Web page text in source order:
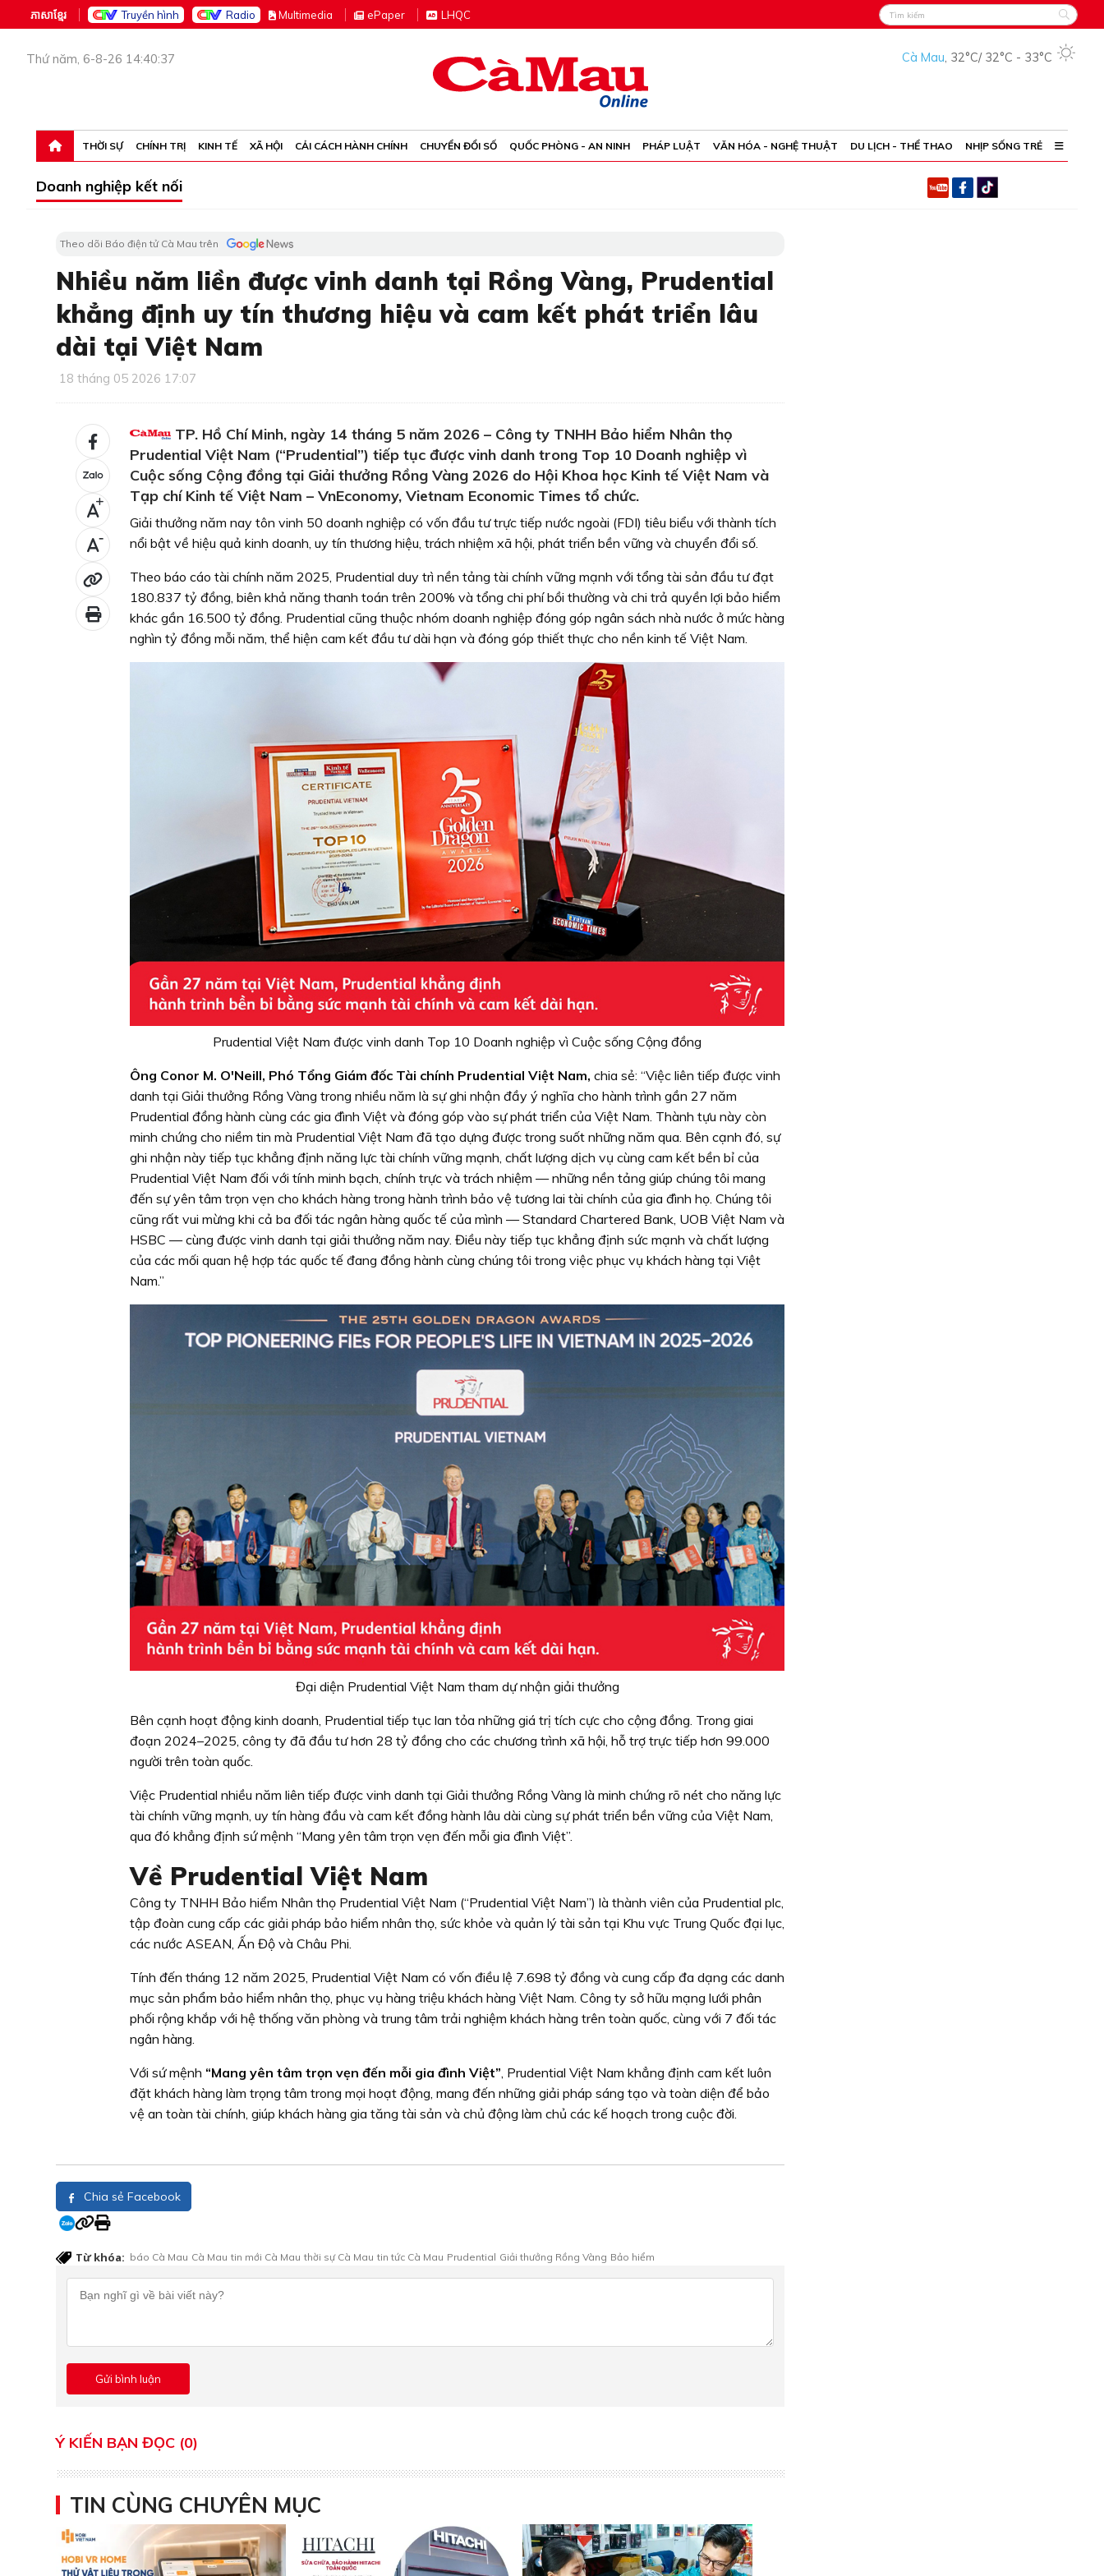
ភាសាខ្មែរ Truyền hình Radio Multimedia ePaper LHQC
Thứ năm, 6-8-26 14:40:37 Cà Mau, 32°C/ 32°C - 33°C
THỜI SỰ CHÍNH TRỊ KINH TẾ XÃ HỘI CẢI CÁCH HÀNH CHÍNH CHUYỂN ĐỔI SỐ QUỐC PHÒNG - AN NINH PHÁP LUẬT VĂN HÓA - NGHỆ THUẬT DU LỊCH - THỂ THAO NHỊP SỐNG TRẺ
Doanh nghiệp kết nối
Theo dõi Báo điện tử Cà Mau trên
Nhiều năm liền được vinh danh tại Rồng Vàng, Prudential
khẳng định uy tín thương hiệu và cam kết phát triển lâu
dài tại Việt Nam
18 tháng 05 2026 17:07
+
-
TP. Hồ Chí Minh, ngày 14 tháng 5 năm 2026 – Công ty TNHH Bảo hiểm Nhân thọ
Prudential Việt Nam (“Prudential”) tiếp tục được vinh danh trong Top 10 Doanh nghiệp vì
Cuộc sống Cộng đồng tại Giải thưởng Rồng Vàng 2026 do Hội Khoa học Kinh tế Việt Nam và
Tạp chí Kinh tế Việt Nam – VnEconomy, Vietnam Economic Times tổ chức.
Giải thưởng năm nay tôn vinh 50 doanh nghiệp có vốn đầu tư trực tiếp nước ngoài (FDI) tiêu biểu với thành tích
nổi bật về hiệu quả kinh doanh, uy tín thương hiệu, trách nhiệm xã hội, phát triển bền vững và chuyển đổi số.
Theo báo cáo tài chính năm 2025, Prudential duy trì nền tảng tài chính vững mạnh với tổng tài sản đầu tư đạt
180.837 tỷ đồng, biên khả năng thanh toán trên 200% và tổng chi phí bồi thường và chi trả quyền lợi bảo hiểm
khác gần 16.500 tỷ đồng. Prudential cũng thuộc nhóm doanh nghiệp đóng góp ngân sách nhà nước ở mức hàng
nghìn tỷ đồng mỗi năm, thể hiện cam kết đầu tư dài hạn và đóng góp thiết thực cho nền kinh tế Việt Nam.
Prudential Việt Nam được vinh danh Top 10 Doanh nghiệp vì Cuộc sống Cộng đồng
Ông Conor M. O'Neill, Phó Tổng Giám đốc Tài chính Prudential Việt Nam, chia sẻ: “Việc liên tiếp được vinh
danh tại Giải thưởng Rồng Vàng trong nhiều năm là sự ghi nhận đầy ý nghĩa cho hành trình gần 27 năm
Prudential đồng hành cùng các gia đình Việt và đóng góp vào sự phát triển của Việt Nam. Thành tựu này còn
minh chứng cho niềm tin mà Prudential Việt Nam đã tạo dựng được trong suốt những năm qua. Bên cạnh đó, sự
ghi nhận này tiếp tục khẳng định năng lực tài chính vững mạnh, chất lượng dịch vụ cùng cam kết bền bỉ của
Prudential Việt Nam đối với tính minh bạch, chính trực và trách nhiệm — những nền tảng giúp chúng tôi mang
đến sự yên tâm trọn vẹn cho khách hàng trong hành trình bảo vệ tương lai tài chính của gia đình họ. Chúng tôi
cũng rất vui mừng khi cả ba đối tác ngân hàng quốc tế của mình — Standard Chartered Bank, UOB Việt Nam và
HSBC — cùng được vinh danh tại giải thưởng năm nay. Điều này tiếp tục khẳng định sức mạnh và chất lượng
của các mối quan hệ hợp tác quốc tế đang đồng hành cùng chúng tôi trong việc phục vụ khách hàng tại Việt
Nam.”
Đại diện Prudential Việt Nam tham dự nhận giải thưởng
Bên cạnh hoạt động kinh doanh, Prudential tiếp tục lan tỏa những giá trị tích cực cho cộng đồng. Trong giai
đoạn 2024–2025, công ty đã đầu tư hơn 28 tỷ đồng cho các chương trình xã hội, hỗ trợ trực tiếp hơn 99.000
người trên toàn quốc.
Việc Prudential nhiều năm liên tiếp được vinh danh tại Giải thưởng Rồng Vàng là minh chứng rõ nét cho năng lực
tài chính vững mạnh, uy tín hàng đầu và cam kết đồng hành lâu dài cùng sự phát triển bền vững của Việt Nam,
qua đó khẳng định sứ mệnh “Mang yên tâm trọn vẹn đến mỗi gia đình Việt”.
Về Prudential Việt Nam
Công ty TNHH Bảo hiểm Nhân thọ Prudential Việt Nam (“Prudential Việt Nam”) là thành viên của Prudential plc,
tập đoàn cung cấp các giải pháp bảo hiểm nhân thọ, sức khỏe và quản lý tài sản tại Khu vực Trung Quốc đại lục,
các nước ASEAN, Ấn Độ và Châu Phi.
Tính đến tháng 12 năm 2025, Prudential Việt Nam có vốn điều lệ 7.698 tỷ đồng và cung cấp đa dạng các danh
mục sản phẩm bảo hiểm nhân thọ, phục vụ hàng triệu khách hàng Việt Nam. Công ty sở hữu mạng lưới phân
phối rộng khắp với hệ thống văn phòng và trung tâm trải nghiệm khách hàng trên toàn quốc, cùng với 7 đối tác
ngân hàng.
Với sứ mệnh “Mang yên tâm trọn vẹn đến mỗi gia đình Việt”, Prudential Việt Nam khẳng định cam kết luôn
đặt khách hàng làm trọng tâm trong mọi hoạt động, mang đến những giải pháp sáng tạo và toàn diện để bảo
vệ an toàn tài chính, giúp khách hàng gia tăng tài sản và chủ động làm chủ các kế hoạch trong cuộc đời.
Chia sẻ Facebook
Từ khóa: báo Cà Mau Cà Mau tin mới Cà Mau thời sự Cà Mau tin tức Cà Mau Prudential Giải thưởng Rồng Vàng Bảo hiểm
Ý KIẾN BẠN ĐỌC (0)
TIN CÙNG CHUYÊN MỤC